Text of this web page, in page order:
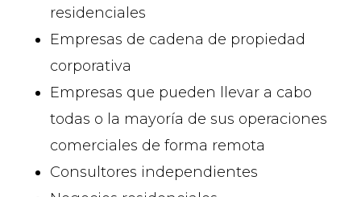
residenciales
Empresas de cadena de propiedad
corporativa
Empresas que pueden llevar a cabo
todas o la mayoría de sus operaciones
comerciales de forma remota
Consultores independientes